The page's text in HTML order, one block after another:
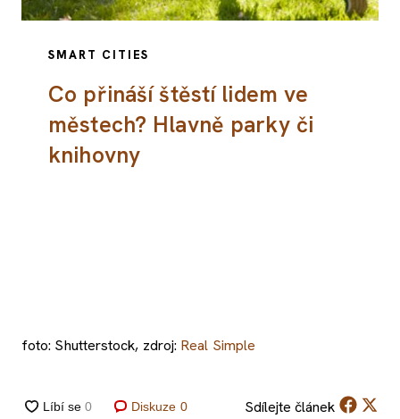
SMART CITIES
Co přináší štěstí lidem ve
městech? Hlavně parky či
knihovny
foto: Shutterstock, zdroj: Real Simple
Diskuze 0 Sdílejte článek